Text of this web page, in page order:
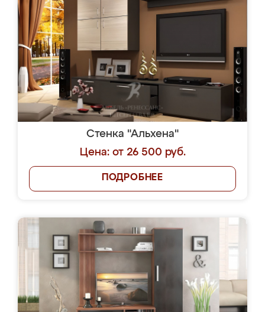
Стенка "Альхена"
Цена: от 26 500 руб.
ПОДРОБНЕЕ